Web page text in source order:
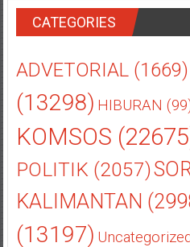
CATEGORIES
ADVETORIAL(1669)
(13298) HIBURAN
KOMSOS
POLITIK(2057)
KALIMANTAN
(13197)